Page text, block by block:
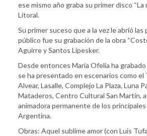
ese mismo año graba su primer disco “La
Litoral.
Su primer suceso que a la vez le abrió las
público fue su grabación de la obra
Aguirre y Santos Lipesker.
Desde entonces María Ofelia ha
se ha presentado en escenarios como
Alvear, Lasalle, Complejo La Plaza, Luna
Mataderos, Centro Cultural San Martín,
animadora permanente de los
Argentina.
Obras: Aquel sublime amor (con Luis